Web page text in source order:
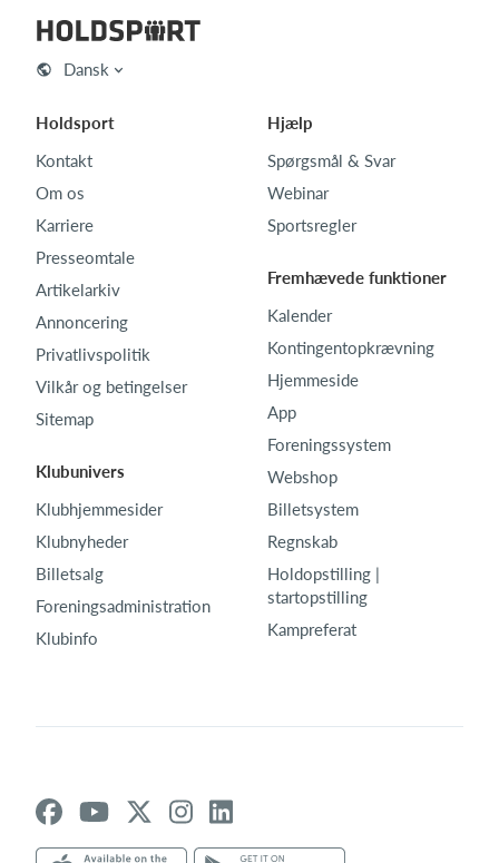
Dansk
Holdsport
Kontakt
Om os
Karriere
Presseomtale
Artikelarkiv
Annoncering
Privatlivspolitik
Vilkår og betingelser
Sitemap
Klubunivers
Klubhjemmesider
Klubnyheder
Billetsalg
Foreningsadministration
Klubinfo
Hjælp
Spørgsmål & Svar
Webinar
Sportsregler
Fremhævede funktioner
Kalender
Kontingentopkrævning
Hjemmeside
App
Foreningssystem
Webshop
Billetsystem
Regnskab
Holdopstilling |
startopstilling
Kampreferat